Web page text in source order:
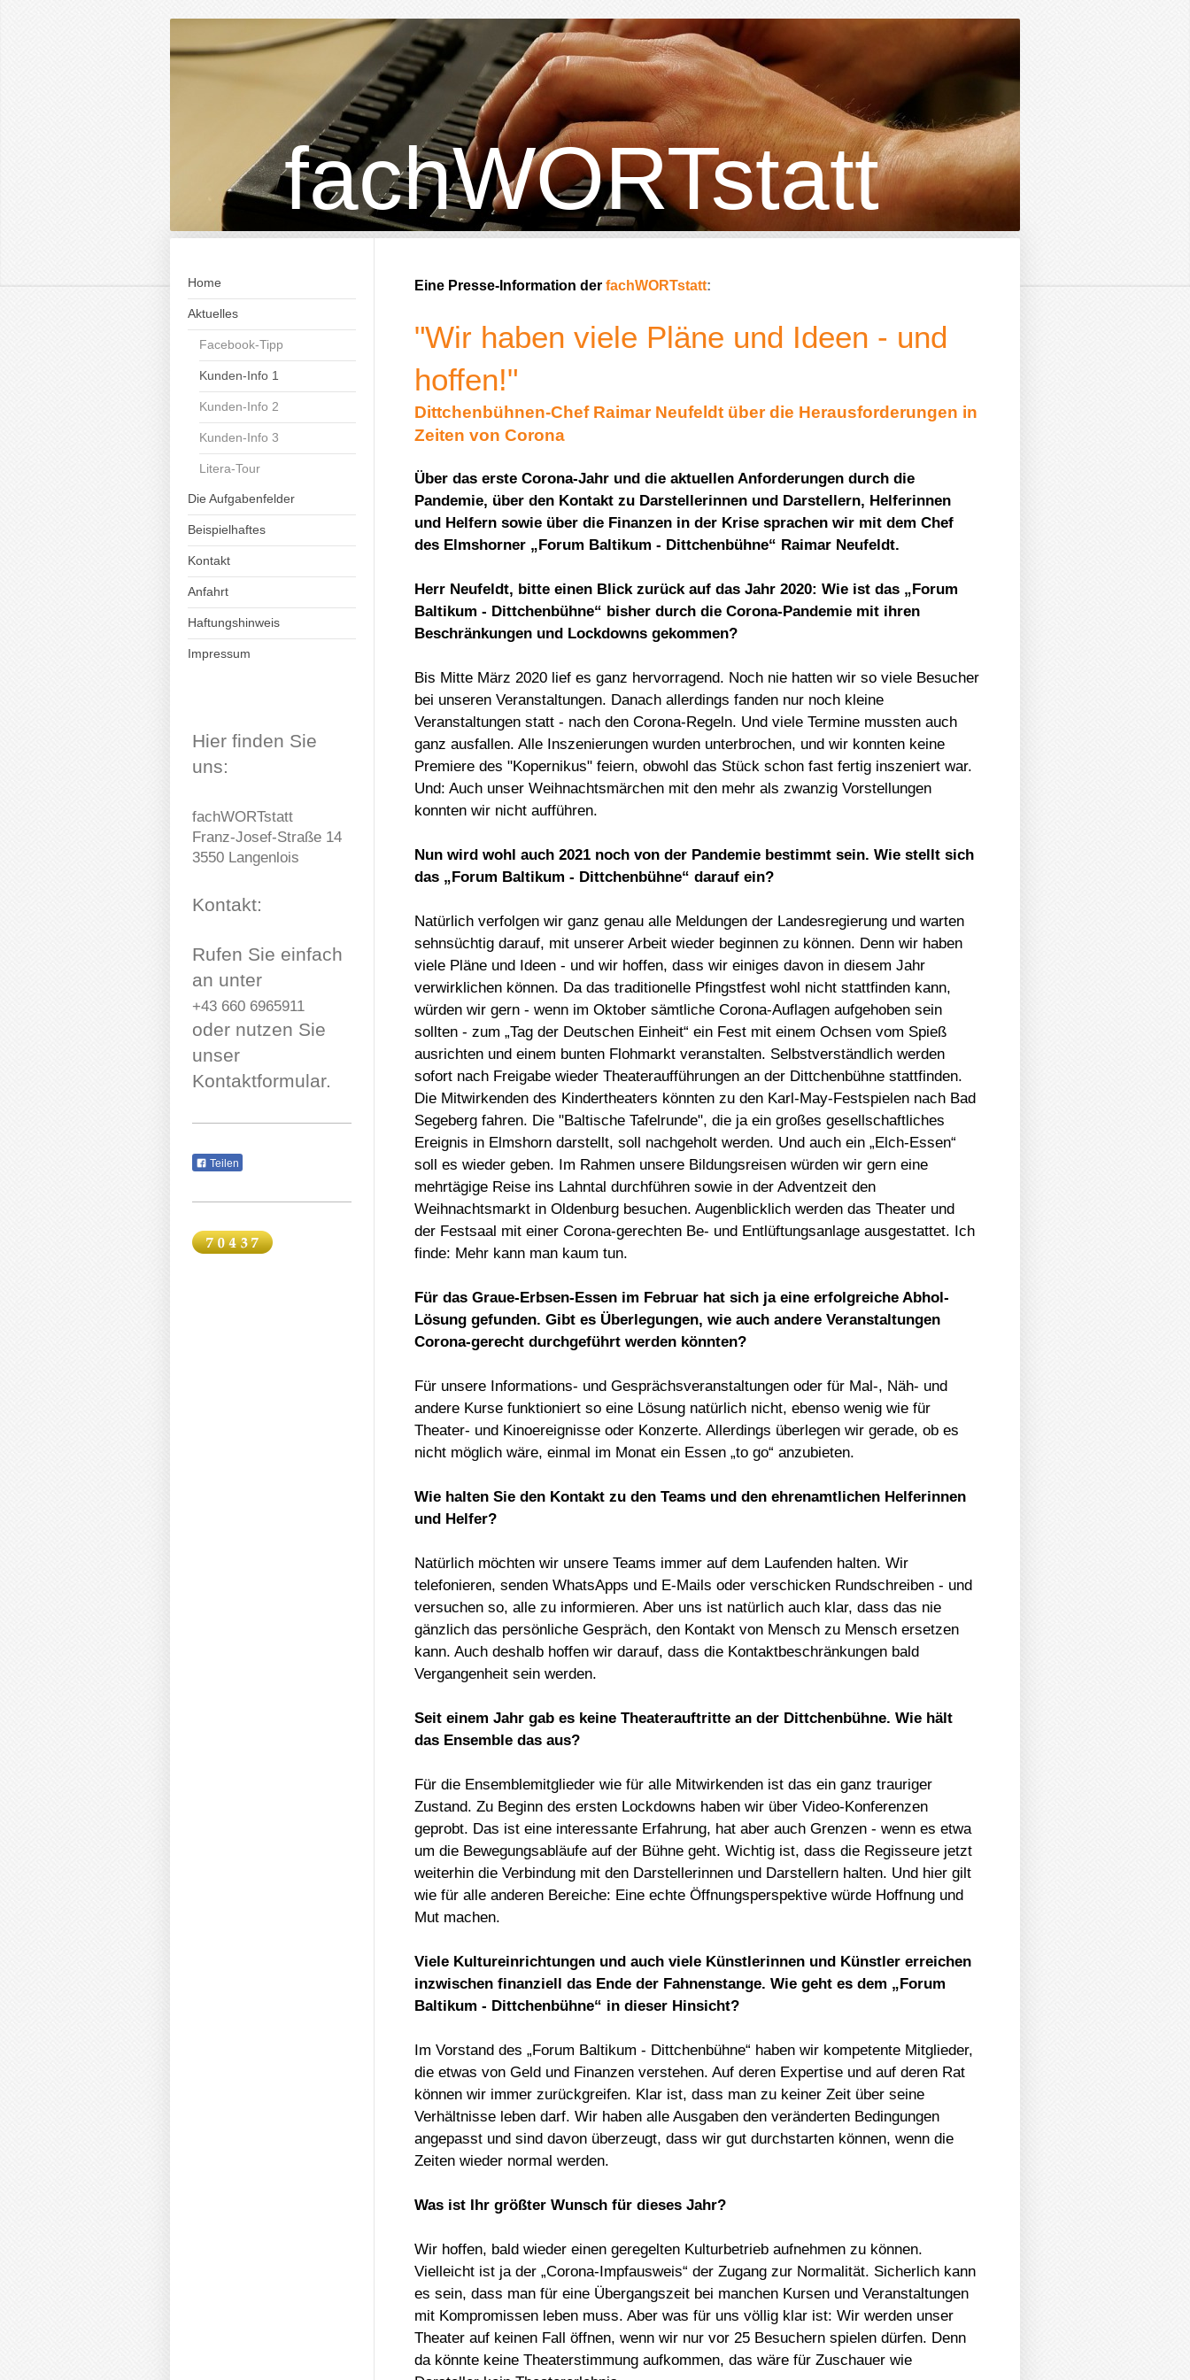
fachWORTstatt
Home
Aktuelles
Facebook-Tipp
Kunden-Info 1
Kunden-Info 2
Kunden-Info 3
Litera-Tour
Die Aufgabenfelder
Beispielhaftes
Kontakt
Anfahrt
Haftungshinweis
Impressum
Eine Presse-Information der fachWORTstatt:
"Wir haben viele Pläne und Ideen - und
hoffen!"
Dittchenbühnen-Chef Raimar Neufeldt über die Herausforderungen in
Zeiten von Corona
Über das erste Corona-Jahr und die aktuellen Anforderungen durch die
Pandemie, über den Kontakt zu Darstellerinnen und Darstellern, Helferinnen
und Helfern sowie über die Finanzen in der Krise sprachen wir mit dem Chef
des Elmshorner „Forum Baltikum - Dittchenbühne“ Raimar Neufeldt.
Herr Neufeldt, bitte einen Blick zurück auf das Jahr 2020: Wie ist das „Forum
Baltikum - Dittchenbühne“ bisher durch die Corona-Pandemie mit ihren
Beschränkungen und Lockdowns gekommen?
Bis Mitte März 2020 lief es ganz hervorragend. Noch nie hatten wir so viele Besucher
bei unseren Veranstaltungen. Danach allerdings fanden nur noch kleine
Veranstaltungen statt - nach den Corona-Regeln. Und viele Termine mussten auch
ganz ausfallen. Alle Inszenierungen wurden unterbrochen, und wir konnten keine
Premiere des "Kopernikus" feiern, obwohl das Stück schon fast fertig inszeniert war.
Und: Auch unser Weihnachtsmärchen mit den mehr als zwanzig Vorstellungen
konnten wir nicht aufführen.
Nun wird wohl auch 2021 noch von der Pandemie bestimmt sein. Wie stellt sich
das „Forum Baltikum - Dittchenbühne“ darauf ein?
Natürlich verfolgen wir ganz genau alle Meldungen der Landesregierung und warten
sehnsüchtig darauf, mit unserer Arbeit wieder beginnen zu können. Denn wir haben
viele Pläne und Ideen - und wir hoffen, dass wir einiges davon in diesem Jahr
verwirklichen können. Da das traditionelle Pfingstfest wohl nicht stattfinden kann,
würden wir gern - wenn im Oktober sämtliche Corona-Auflagen aufgehoben sein
sollten - zum „Tag der Deutschen Einheit“ ein Fest mit einem Ochsen vom Spieß
ausrichten und einem bunten Flohmarkt veranstalten. Selbstverständlich werden
sofort nach Freigabe wieder Theateraufführungen an der Dittchenbühne stattfinden.
Die Mitwirkenden des Kindertheaters könnten zu den Karl-May-Festspielen nach Bad
Segeberg fahren. Die "Baltische Tafelrunde", die ja ein großes gesellschaftliches
Ereignis in Elmshorn darstellt, soll nachgeholt werden. Und auch ein „Elch-Essen“
soll es wieder geben. Im Rahmen unsere Bildungsreisen würden wir gern eine
mehrtägige Reise ins Lahntal durchführen sowie in der Adventzeit den
Weihnachtsmarkt in Oldenburg besuchen. Augenblicklich werden das Theater und
der Festsaal mit einer Corona-gerechten Be- und Entlüftungsanlage ausgestattet. Ich
finde: Mehr kann man kaum tun.
Für das Graue-Erbsen-Essen im Februar hat sich ja eine erfolgreiche Abhol-
Lösung gefunden. Gibt es Überlegungen, wie auch andere Veranstaltungen
Corona-gerecht durchgeführt werden könnten?
Für unsere Informations- und Gesprächsveranstaltungen oder für Mal-, Näh- und
andere Kurse funktioniert so eine Lösung natürlich nicht, ebenso wenig wie für
Theater- und Kinoereignisse oder Konzerte. Allerdings überlegen wir gerade, ob es
nicht möglich wäre, einmal im Monat ein Essen „to go“ anzubieten.
Wie halten Sie den Kontakt zu den Teams und den ehrenamtlichen Helferinnen
und Helfer?
Natürlich möchten wir unsere Teams immer auf dem Laufenden halten. Wir
telefonieren, senden WhatsApps und E-Mails oder verschicken Rundschreiben - und
versuchen so, alle zu informieren. Aber uns ist natürlich auch klar, dass das nie
gänzlich das persönliche Gespräch, den Kontakt von Mensch zu Mensch ersetzen
kann. Auch deshalb hoffen wir darauf, dass die Kontaktbeschränkungen bald
Vergangenheit sein werden.
Seit einem Jahr gab es keine Theaterauftritte an der Dittchenbühne. Wie hält
das Ensemble das aus?
Für die Ensemblemitglieder wie für alle Mitwirkenden ist das ein ganz trauriger
Zustand. Zu Beginn des ersten Lockdowns haben wir über Video-Konferenzen
geprobt. Das ist eine interessante Erfahrung, hat aber auch Grenzen - wenn es etwa
um die Bewegungsabläufe auf der Bühne geht. Wichtig ist, dass die Regisseure jetzt
weiterhin die Verbindung mit den Darstellerinnen und Darstellern halten. Und hier gilt
wie für alle anderen Bereiche: Eine echte Öffnungsperspektive würde Hoffnung und
Mut machen.
Viele Kultureinrichtungen und auch viele Künstlerinnen und Künstler erreichen
inzwischen finanziell das Ende der Fahnenstange. Wie geht es dem „Forum
Baltikum - Dittchenbühne“ in dieser Hinsicht?
Im Vorstand des „Forum Baltikum - Dittchenbühne“ haben wir kompetente Mitglieder,
die etwas von Geld und Finanzen verstehen. Auf deren Expertise und auf deren Rat
können wir immer zurückgreifen. Klar ist, dass man zu keiner Zeit über seine
Verhältnisse leben darf. Wir haben alle Ausgaben den veränderten Bedingungen
angepasst und sind davon überzeugt, dass wir gut durchstarten können, wenn die
Zeiten wieder normal werden.
Was ist Ihr größter Wunsch für dieses Jahr?
Wir hoffen, bald wieder einen geregelten Kulturbetrieb aufnehmen zu können.
Vielleicht ist ja der „Corona-Impfausweis“ der Zugang zur Normalität. Sicherlich kann
es sein, dass man für eine Übergangszeit bei manchen Kursen und Veranstaltungen
mit Kompromissen leben muss. Aber was für uns völlig klar ist: Wir werden unser
Theater auf keinen Fall öffnen, wenn wir nur vor 25 Besuchern spielen dürfen. Denn
da könnte keine Theaterstimmung aufkommen, das wäre für Zuschauer wie
Hier finden Sie
uns:
fachWORTstatt
Franz-Josef-Straße 14
3550 Langenlois
Kontakt:
Rufen Sie einfach
an unter
+43 660 6965911
oder nutzen Sie
unser
Kontaktformular.
Teilen